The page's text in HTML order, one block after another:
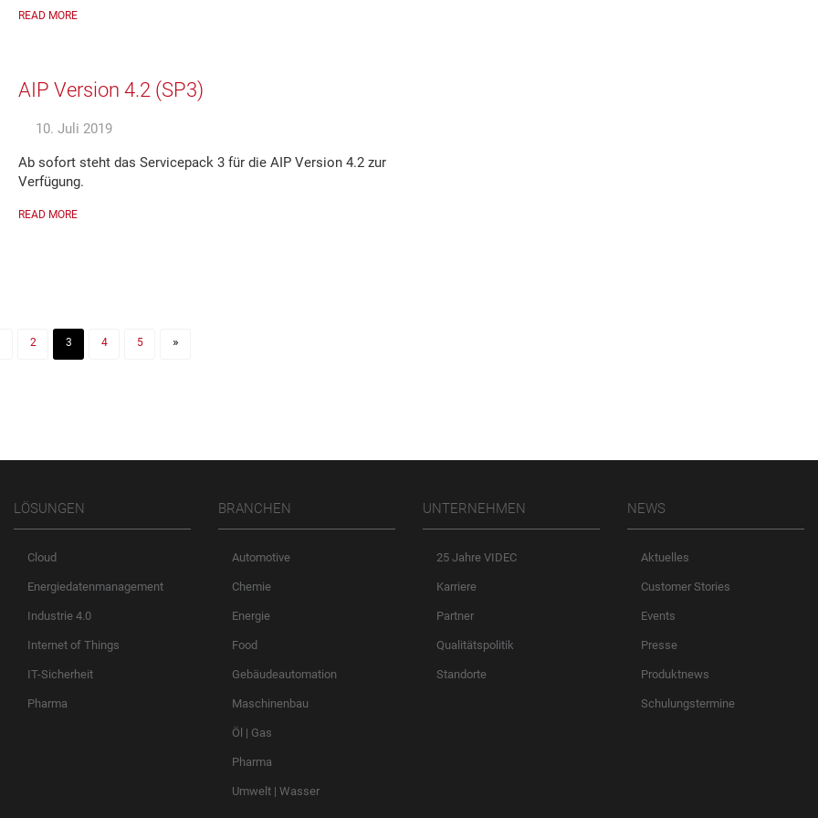
READ MORE
AIP Version 4.2 (SP3)
10. Juli 2019
Ab sofort steht das Servicepack 3 für die AIP Version 4.2 zur
Verfügung.
READ MORE
2 3 4 5 »
LÖSUNGEN
Cloud
Energiedatenmanagement
Industrie 4.0
Internet of Things
IT-Sicherheit
Pharma
BRANCHEN
Automotive
Chemie
Energie
Food
Gebäudeautomation
Maschinenbau
Öl | Gas
Pharma
Umwelt | Wasser
UNTERNEHMEN
25 Jahre VIDEC
Karriere
Partner
Qualitätspolitik
Standorte
NEWS
Aktuelles
Customer Stories
Events
Presse
Produktnews
Schulungstermine